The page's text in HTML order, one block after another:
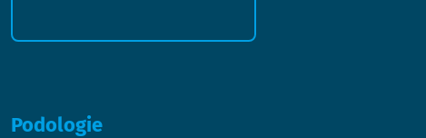
Podologie